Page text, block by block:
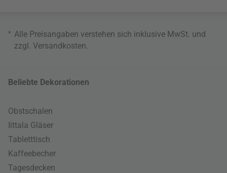
* Alle Preisangaben verstehen sich inklusive MwSt. und
zzgl. Versandkosten.
Beliebte Dekorationen
Obstschalen
Iittala Gläser
Tabletttisch
Kaffeebecher
Tagesdecken